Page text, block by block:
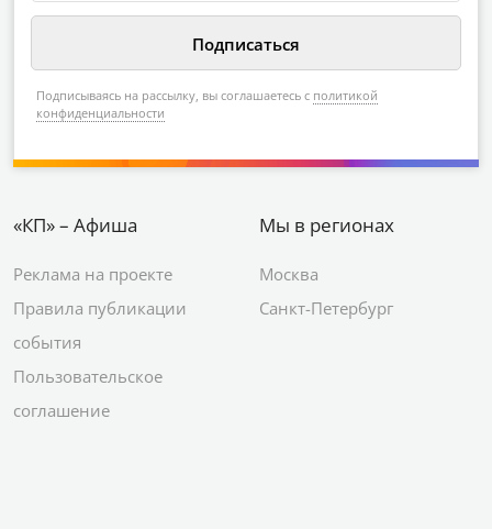
Подписываясь на рассылку, вы соглашаетесь с политикой
конфиденциальности
«КП» – Афиша
Реклама на проекте
Правила публикации
события
Пользовательское
соглашение
Мы в регионах
Москва
Санкт-Петербург